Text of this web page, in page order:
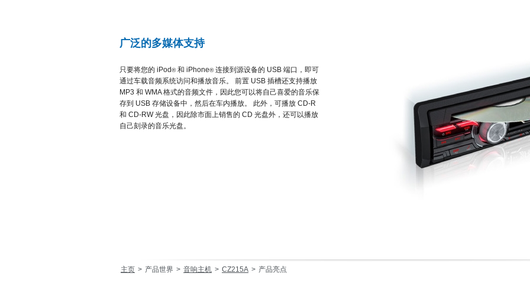
广泛的多媒体支持
只要将您的 iPod®和 iPhone®连接到源设备的 USB 端口，即可
通过车载音频系统访问和播放音乐。 前置 USB 插槽还支持播放
MP3 和 WMA 格式的音频文件，因此您可以将自己喜爱的音乐保
存到 USB 存储设备中，然后在车内播放。 此外，可播放 CD-R
和 CD-RW 光盘，因此除市面上销售的 CD 光盘外，还可以播放
自己刻录的音乐光盘。
主页 产品世界 音响主机 CZ215A 产品亮点